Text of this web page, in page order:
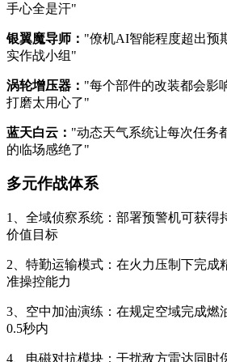
手心全是汗"
银翼魔导师： "僚机AI智能程度超出预
实作战小组"
涡轮增压器： "每个部件的改装都会影
打磨太用心了"
蓝天白云： "动态天气系统让每次任务
的临场感绝了"
多元作战体系
1、全域侦察系统：部署预警机可获得
价值目标
2、特勤运输模式：在火力压制下完成
准操控能力
3、空中加油演练：在规定空域完成燃
0.5秒内
4、电磁对抗模块：干扰敌方雷达同时